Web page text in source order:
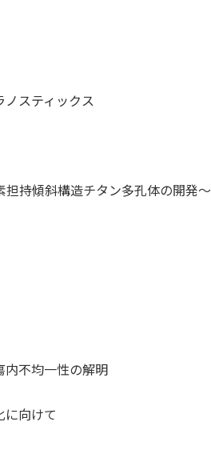
スティックス
持傾斜構造チタン多孔体の開発～
内不均一性の解明
向けて